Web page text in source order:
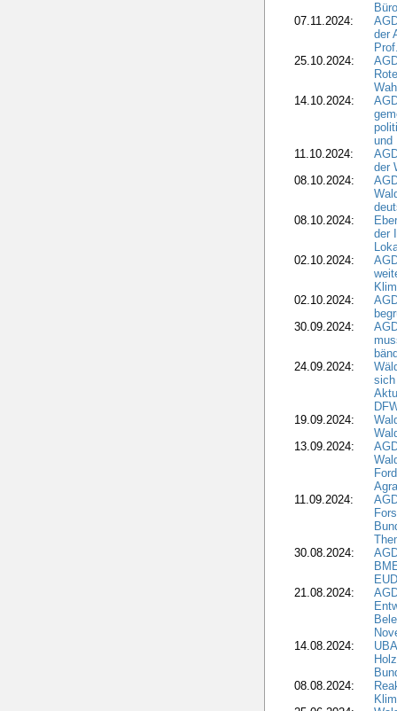
07.11.2024:
der
25.10.2024:
14.10.2024:
und
11.10.2024:
der
08.10.2024:
08.10.2024:
der
02.10.2024:
02.10.2024:
30.09.2024:
24.09.2024:
sich
19.09.2024:
13.09.2024:
11.09.2024:
30.08.2024:
21.08.2024:
14.08.2024:
08.08.2024: